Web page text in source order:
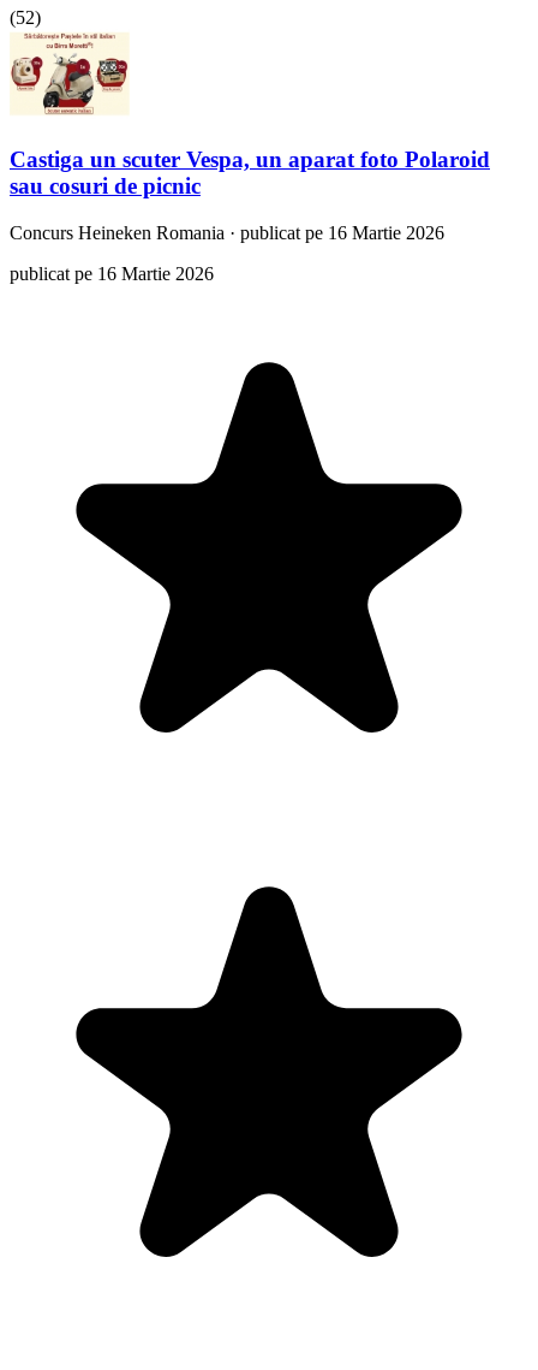
(52)
Castiga un scuter Vespa, un aparat foto Polaroid
sau cosuri de picnic
Concurs Heineken Romania · publicat pe 16 Martie 2026
publicat pe 16 Martie 2026